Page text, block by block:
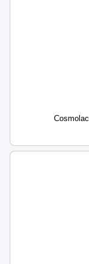
Cosmolac